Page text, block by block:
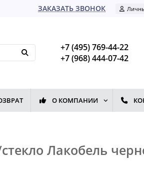
ЗАКАЗАТЬ ЗВОНОК
+7 (495) 769-44-22
+7 (968) 444-07-42
О КОМПАНИИ
Лакобель